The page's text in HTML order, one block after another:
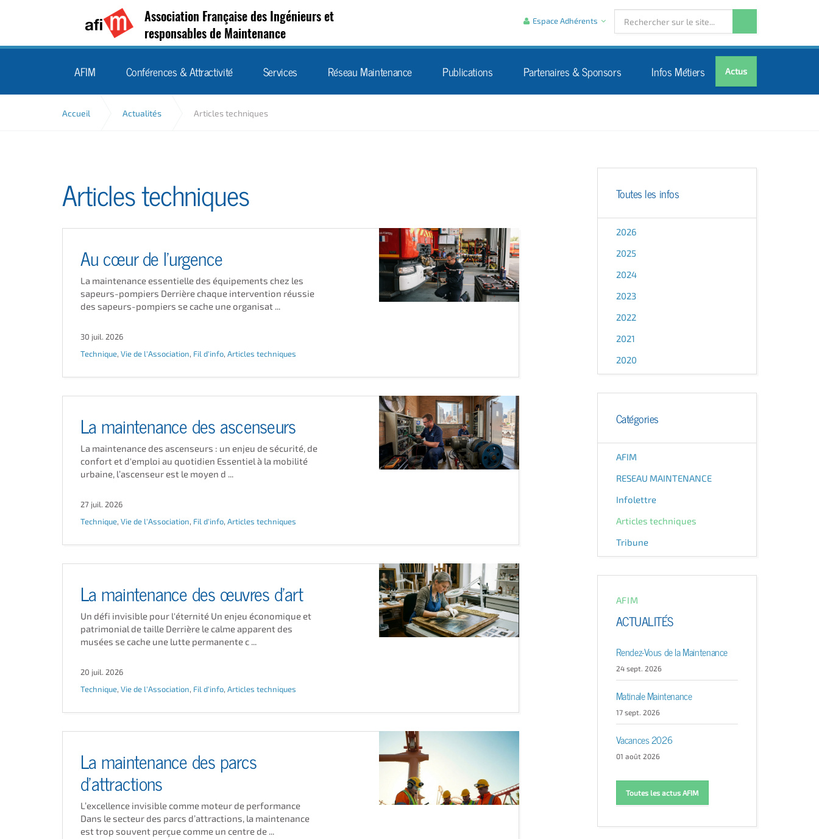
Association Française des Ingénieurs et
responsables de Maintenance
Actus
AFIM Conférences & Attractivité Services Réseau Maintenance Publications Partenaires & Sponsors Infos Métiers
Espace Adhérents
Accueil Actualités Articles techniques
Articles techniques
Au cœur de l'urgence
La maintenance essentielle des équipements chez les
sapeurs-pompiers Derrière chaque intervention réussie
des sapeurs-pompiers se cache une organisat ...
30 juil. 2026
Technique, Vie de l'Association, Fil d'info, Articles techniques
La maintenance des ascenseurs
La maintenance des ascenseurs : un enjeu de sécurité, de
confort et d'emploi au quotidien Essentiel à la mobilité
urbaine, l’ascenseur est le moyen d ...
27 juil. 2026
Technique, Vie de l'Association, Fil d'info, Articles techniques
La maintenance des œuvres d'art
Un défi invisible pour l'éternité Un enjeu économique et
patrimonial de taille Derrière le calme apparent des
musées se cache une lutte permanente c ...
20 juil. 2026
Technique, Vie de l'Association, Fil d'info, Articles techniques
La maintenance des parcs
d’attractions
L’excellence invisible comme moteur de performance
Dans le secteur des parcs d’attractions, la maintenance
est trop souvent perçue comme un centre de ...
Toutes les infos
2026
2025
2024
2023
2022
2021
2020
Catégories
AFIM
RESEAU MAINTENANCE
Infolettre
Articles techniques
Tribune
AFIM
ACTUALITÉS
Rendez-Vous de la Maintenance
24 sept. 2026
Matinale Maintenance
17 sept. 2026
Vacances 2026
01 août 2026
Toutes les actus AFIM